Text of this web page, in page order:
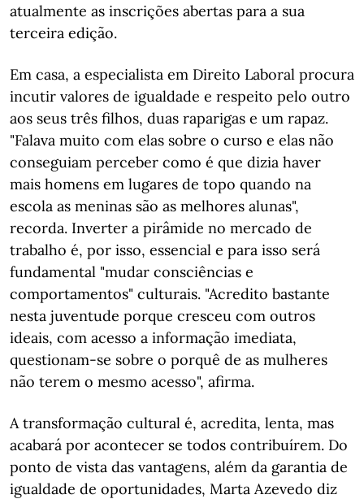
atualmente as inscrições abertas para a sua
terceira edição.
Em casa, a especialista em Direito Laboral procura
incutir valores de igualdade e respeito pelo outro
aos seus três filhos, duas raparigas e um rapaz.
"Falava muito com elas sobre o curso e elas não
conseguiam perceber como é que dizia haver
mais homens em lugares de topo quando na
escola as meninas são as melhores alunas",
recorda. Inverter a pirâmide no mercado de
trabalho é, por isso, essencial e para isso será
fundamental "mudar consciências e
comportamentos" culturais. "Acredito bastante
nesta juventude porque cresceu com outros
ideais, com acesso a informação imediata,
questionam-se sobre o porquê de as mulheres
não terem o mesmo acesso", afirma.
A transformação cultural é, acredita, lenta, mas
acabará por acontecer se todos contribuírem. Do
ponto de vista das vantagens, além da garantia de
igualdade de oportunidades, Marta Azevedo diz